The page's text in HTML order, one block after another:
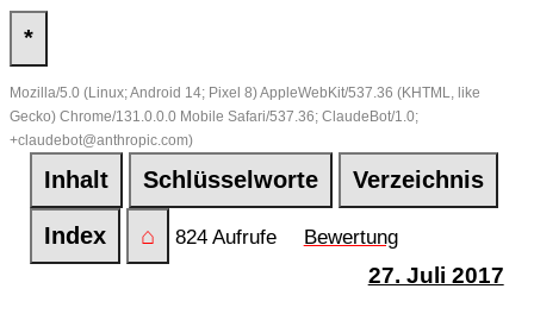
*
Mozilla/5.0 (Linux; Android 14; Pixel 8) AppleWebKit/537.36 (KHTML, like
Gecko) Chrome/131.0.0.0 Mobile Safari/537.36; ClaudeBot/1.0;
+claudebot@anthropic.com)
Inhalt Schlüsselworte Verzeichnis
Index ⌂ 824 Aufrufe Bewertung
27. Juli 2017